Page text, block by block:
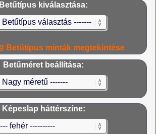
Betűtípus kiválasztása:
Betűtípus minták megtekintése
Betűméret beállítása:
Képeslap háttérszíne: